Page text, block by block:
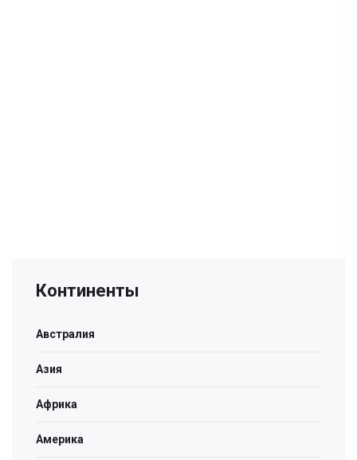
Континенты
Австралия
Азия
Африка
Америка